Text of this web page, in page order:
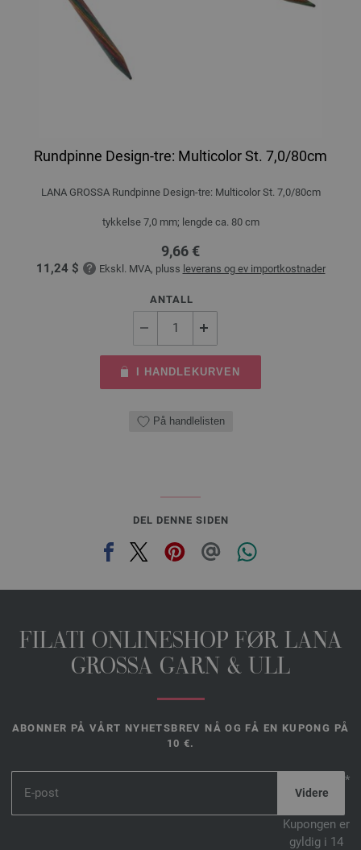
Rundpinne Design-tre: Multicolor St. 7,0/80cm
LANA GROSSA Rundpinne Design-tre: Multicolor St. 7,0/80cm
tykkelse 7,0 mm; lengde ca. 80 cm
9,66 €
11,24 $ Ekskl. MVA, pluss leverans og ev importkostnader
ANTALL
I HANDLEKURVEN
På handlelisten
DEL DENNE SIDEN
FILATI ONLINESHOP FØR LANA
GROSSA GARN & ULL
ABONNER PÅ VÅRT NYHETSBREV NÅ OG FÅ EN KUPONG PÅ
10 €.
*
Kupongen er
gyldig i 14